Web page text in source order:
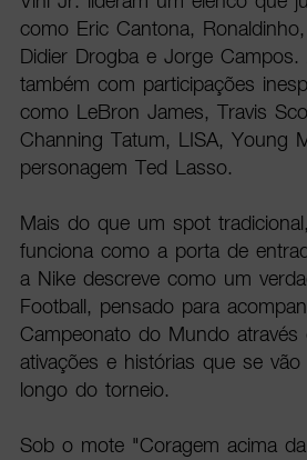
como Eric Cantona,
Didier Drogba e Jorge
também com participações
como LeBron James, Travis
Channing Tatum, LISA, Young
personagem Ted Lasso.
Mais do que um spot
funciona como a porta de
a Nike descreve como um
Football, pensado para
Campeonato do Mundo através
ativações e histórias que se vão
longo do torneio.
Sob o mote "Coragem acima